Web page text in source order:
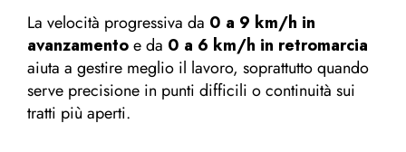
La velocità progressiva da 0 a 9 km/h in
avanzamentoe da 0 a 6 km/h in retromarcia
aiuta a gestire meglio il lavoro, soprattutto quando
serve precisione in punti difficili o continuità sui
tratti più aperti.